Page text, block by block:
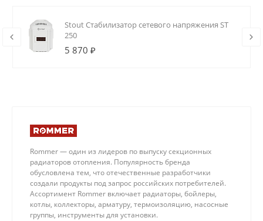
Stout Стабилизатор сетевого напряжения ST
250
5 870 ₽
Rommer — один из лидеров по выпуску секционных
радиаторов отопления. Популярность бренда
обусловлена тем, что отечественные разработчики
создали продукты под запрос российских потребителей.
Ассортимент Rommer включает радиаторы, бойлеры,
котлы, коллекторы, арматуру, термоизоляцию, насосные
группы, инструменты для установки.